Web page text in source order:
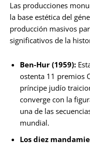
Las producciones
la base estética del
producción masivos
significativos de la
Ben-Hur (1959):
ostenta 11 premios
príncipe judío
converge con la
una de las
mundial.
Los diez